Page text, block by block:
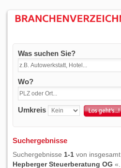
Was suchen Sie?
Wo?
Umkreis
Suchergebnisse
Suchergebnisse 1-1 von insgesamt
Hepberger Steuerberatung OG «.